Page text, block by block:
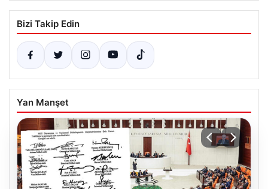
Bizi Takip Edin
Yan Manşet